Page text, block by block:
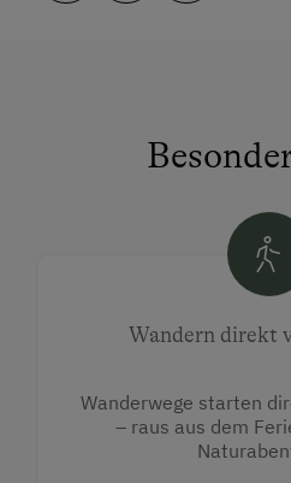
Wandern direkt
Wanderwege starten
– raus aus dem